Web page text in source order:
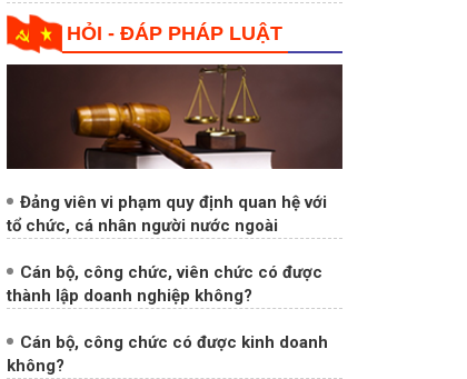
Đảng viên vi phạm quy định quan hệ với
Cán bộ, công chức, viên chức có được
Cán bộ, công chức có được kinh doanh
Các hành vi bị nghiêm cấm trong phòng,